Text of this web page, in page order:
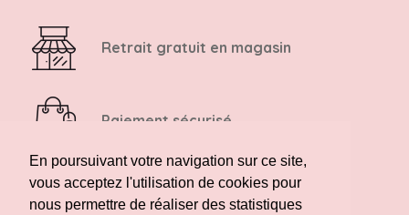
En poursuivant votre navigation sur ce site,
vous acceptez l'utilisation de cookies pour
nous permettre de réaliser des statistiques
Retrait gratuit en magasin
Paiement sécurisé
Retour possible sous 14 jours